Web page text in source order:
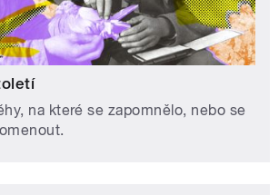
na které se zapomnělo, nebo se